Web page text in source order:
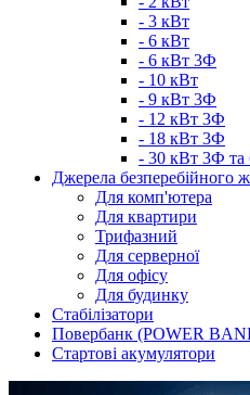
- 3 кВт
- 6 кВт
- 6 кВт 3Ф
- 10 кВт
- 9 кВт 3Ф
- 12 кВт 3Ф
- 18 кВт 3Ф
- 30 кВт 3Ф та
Джерела безперебійного
Для комп'ютера
Для квартири
Трифазний
Для серверної
Для офісу
Для будинку
Стабілізатори
Повербанк (POWER
Стартові акумулятори